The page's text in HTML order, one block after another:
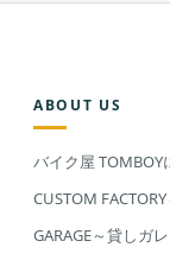
ABOUT US
バイク屋 TOMBOY
CUSTOM
GARAGE～貸しガ